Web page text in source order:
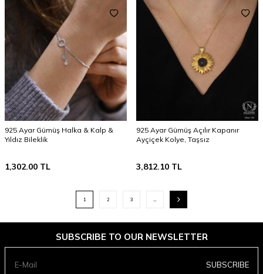
925 Ayar Gümüş Halka & Kalp &
Yıldız Bileklik
1,302.00 TL
925 Ayar Gümüş Açılır Kapanır
Ayçiçek Kolye, Taşsız
3,812.10 TL
1 2 3 …
SUBSCRIBE TO OUR NEWSLETTER
SUBSCRIBE